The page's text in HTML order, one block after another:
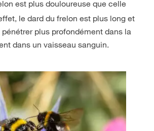
est plus douloureuse que celle
le dard du frelon est plus long et
plus profondément dans la
dans un vaisseau sanguin.